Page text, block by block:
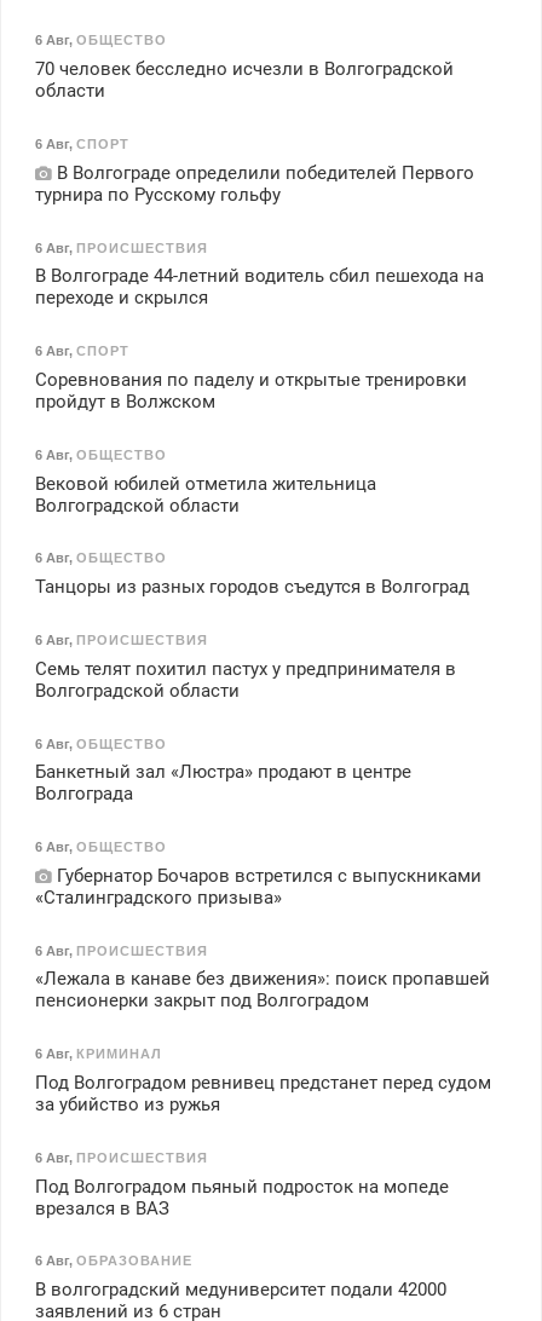
6 Авг, ОБЩЕСТВО
70 человек бесследно исчезли в Волгоградской
области
6 Авг, СПОРТ
В Волгограде определили победителей Первого
турнира по Русскому гольфу
6 Авг, ПРОИСШЕСТВИЯ
В Волгограде 44-летний водитель сбил пешехода на
переходе и скрылся
6 Авг, СПОРТ
Соревнования по паделу и открытые тренировки
пройдут в Волжском
6 Авг, ОБЩЕСТВО
Вековой юбилей отметила жительница
Волгоградской области
6 Авг, ОБЩЕСТВО
Танцоры из разных городов съедутся в Волгоград
6 Авг, ПРОИСШЕСТВИЯ
Семь телят похитил пастух у предпринимателя в
Волгоградской области
6 Авг, ОБЩЕСТВО
Банкетный зал «Люстра» продают в центре
Волгограда
6 Авг, ОБЩЕСТВО
Губернатор Бочаров встретился с выпускниками
«Сталинградского призыва»
6 Авг, ПРОИСШЕСТВИЯ
«Лежала в канаве без движения»: поиск пропавшей
пенсионерки закрыт под Волгоградом
6 Авг, КРИМИНАЛ
Под Волгоградом ревнивец предстанет перед судом
за убийство из ружья
6 Авг, ПРОИСШЕСТВИЯ
Под Волгоградом пьяный подросток на мопеде
врезался в ВАЗ
6 Авг, ОБРАЗОВАНИЕ
В волгоградский медуниверситет подали 42000
заявлений из 6 стран